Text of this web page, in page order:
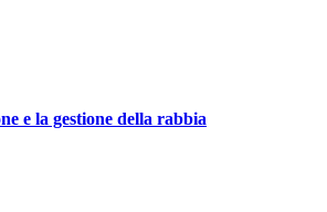
e la gestione della rabbia